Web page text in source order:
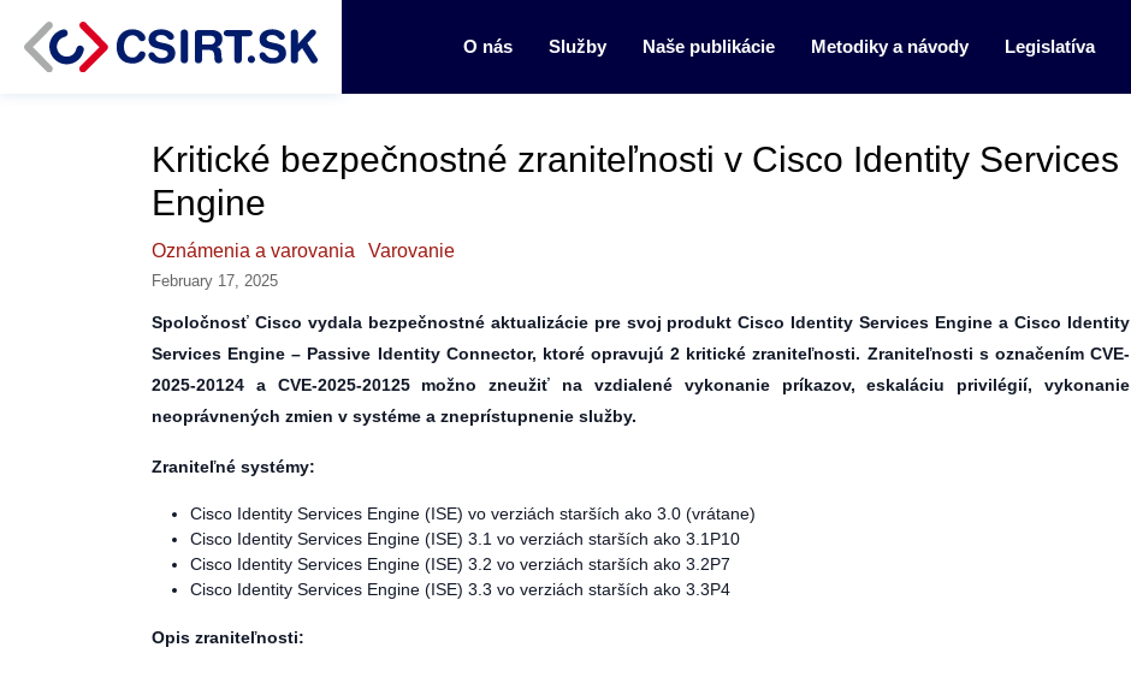
O nás Služby Naše publikácie Metodiky a návody Legislatíva
Kritické bezpečnostné zraniteľnosti v Cisco Identity Services
Engine
Oznámenia a varovania Varovanie
February 17, 2025
Spoločnosť Cisco vydala bezpečnostné aktualizácie pre svoj produkt Cisco Identity Services Engine a Cisco Identity
Services Engine – Passive Identity Connector, ktoré opravujú 2 kritické zraniteľnosti. Zraniteľnosti s označením CVE-
2025-20124 a CVE-2025-20125 možno zneužiť na vzdialené vykonanie príkazov, eskaláciu privilégií, vykonanie
neoprávnených zmien v systéme a zneprístupnenie služby.
Zraniteľné systémy:
Cisco Identity Services Engine (ISE) vo verziách starších ako 3.0 (vrátane)
Cisco Identity Services Engine (ISE) 3.1 vo verziách starších ako 3.1P10
Cisco Identity Services Engine (ISE) 3.2 vo verziách starších ako 3.2P7
Cisco Identity Services Engine (ISE) 3.3 vo verziách starších ako 3.3P4
Opis zraniteľnosti: